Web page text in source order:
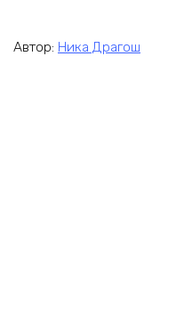
Автор: Ника Драгош